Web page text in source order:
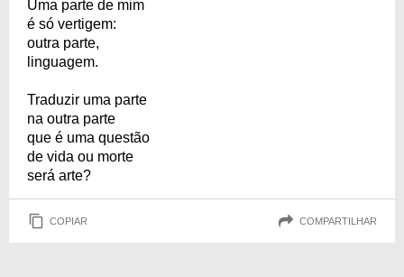
Uma parte de mim
é só vertigem:
outra parte,
linguagem.
Traduzir uma parte
na outra parte
que é uma questão
de vida ou morte
será arte?
COPIAR COMPARTILHAR